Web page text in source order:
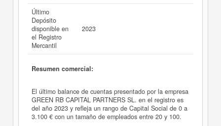
Último
Depósito
disponible en
el Registro
Mercantil
2023
Resumen comercial:
El último balance de cuentas presentado por la empresa
GREEN RB CAPITAL PARTNERS SL. en el registro es
del año 2023 y refleja un rango de Capital Social de 0 a
3.100 € con un tamaño de empleados entre 20 y 100.